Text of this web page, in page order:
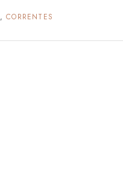
,CORRENTES